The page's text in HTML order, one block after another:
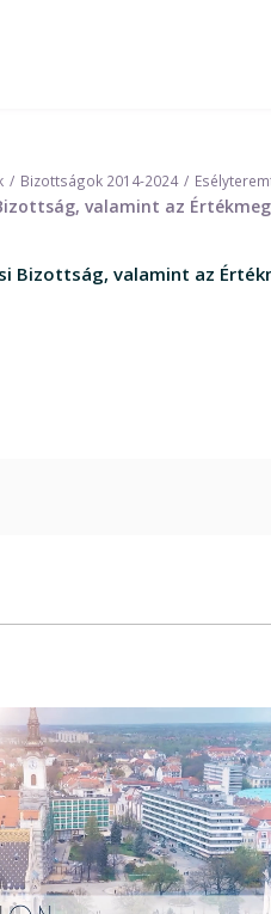
Bizottságok 2014-2024
Bizottság, valamint az
Bizottság, valamint az